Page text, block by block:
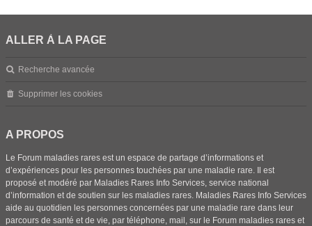
ALLER À LA PAGE
Recherche avancée
Supprimer les cookies
A PROPOS
Le Forum maladies rares est un espace de partage d’informations et
d’expériences pour les personnes touchées par une maladie rare. Il est
proposé et modéré par Maladies Rares Info Services, service national
d’information et de soutien sur les maladies rares. Maladies Rares Info Services
aide au quotidien les personnes concernées par une maladie rare dans leur
parcours de santé et de vie, par téléphone, mail, sur le Forum maladies rares et